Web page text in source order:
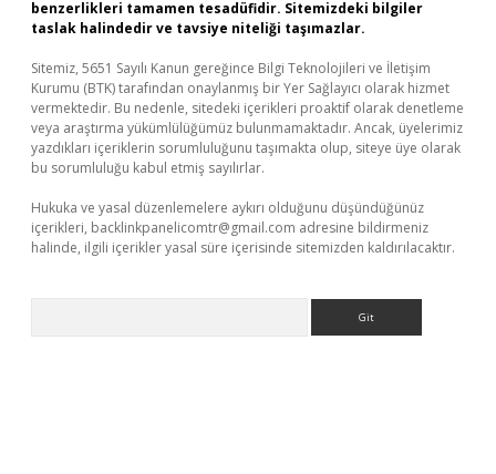
benzerlikleri tamamen tesadüfidir. Sitemizdeki bilgiler
taslak halindedir ve tavsiye niteliği taşımazlar.
Sitemiz, 5651 Sayılı Kanun gereğince Bilgi Teknolojileri ve İletişim
Kurumu (BTK) tarafından onaylanmış bir Yer Sağlayıcı olarak hizmet
vermektedir. Bu nedenle, sitedeki içerikleri proaktif olarak denetleme
veya araştırma yükümlülüğümüz bulunmamaktadır. Ancak, üyelerimiz
yazdıkları içeriklerin sorumluluğunu taşımakta olup, siteye üye olarak
bu sorumluluğu kabul etmiş sayılırlar.
Hukuka ve yasal düzenlemelere aykırı olduğunu düşündüğünüz
içerikleri, backlinkpanelicomtr@gmail.com adresine bildirmeniz
halinde, ilgili içerikler yasal süre içerisinde sitemizden kaldırılacaktır.